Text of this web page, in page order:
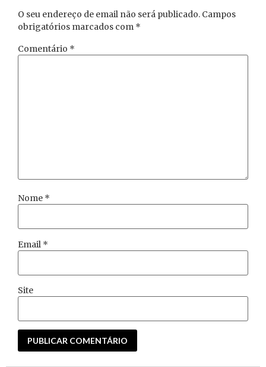
O seu endereço de email não será publicado. Campos
obrigatórios marcados com *
Comentário *
Nome *
Email *
Site